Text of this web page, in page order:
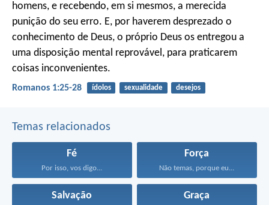
homens, e recebendo, em si mesmos, a merecida
punição do seu erro. E, por haverem desprezado o
conhecimento de Deus, o próprio Deus os entregou a
uma disposição mental reprovável, para praticarem
coisas inconvenientes.
Romanos 1:25-28 ídolos sexualidade desejos
Temas relacionados
Fé
Por isso, vos digo...
Força
Não temas, porque eu...
Salvação Graça